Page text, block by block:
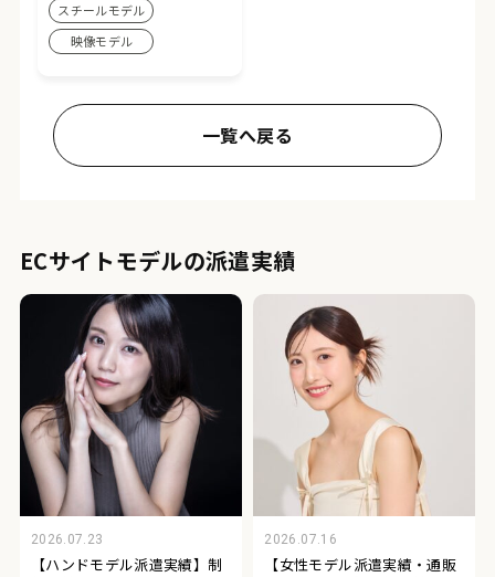
スチールモデル
映像モデル
一覧へ戻る
ECサイトモデルの派遣実績
2026.07.23
【ハンドモデル派遣実績】制
2026.07.16
【女性モデル派遣実績・通販